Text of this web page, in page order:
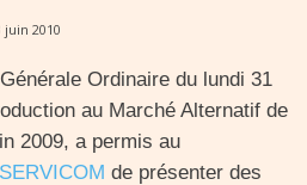
juin 2010
Ordinaire du lundi 31
au Marché Alternatif de
2009, a permis au
SERVICOM de présenter des